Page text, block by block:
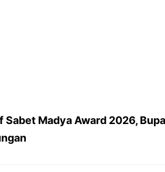
Sabet Madya Award 2026,